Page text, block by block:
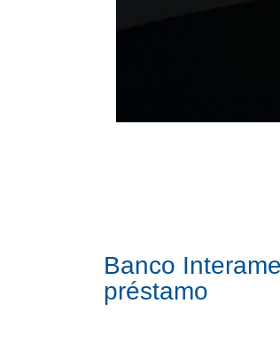
Banco
préstamo